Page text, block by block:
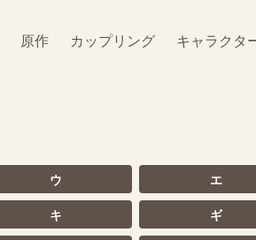
原作 カップリング キャラクタ
ウ エ
キ ギ